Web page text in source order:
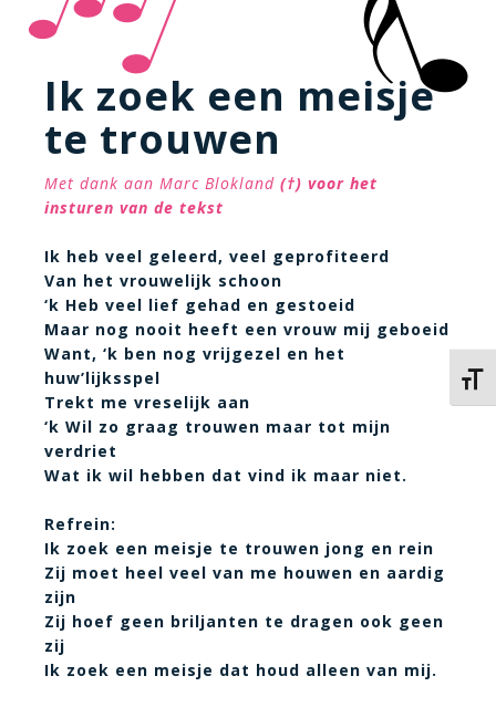
Ik zoek een meisje
te trouwen
Met dank aan Marc Blokland (†) voor het
insturen van de tekst
Ik heb veel geleerd, veel geprofiteerd
Van het vrouwelijk schoon
‘k Heb veel lief gehad en gestoeid
Maar nog nooit heeft een vrouw mij geboeid
Want, ‘k ben nog vrijgezel en het
huw’lijksspel
Trekt me vreselijk aan
‘k Wil zo graag trouwen maar tot mijn
verdriet
Wat ik wil hebben dat vind ik maar niet.
Refrein:
Ik zoek een meisje te trouwen jong en rein
Zij moet heel veel van me houwen en aardig
zijn
Zij hoef geen briljanten te dragen ook geen
zij
Ik zoek een meisje dat houd alleen van mij.